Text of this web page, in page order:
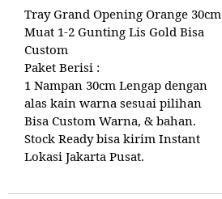
Tray Grand Opening Orange 30cm
Muat 1-2 Gunting Lis Gold Bisa
Custom
Paket Berisi :
1 Nampan 30cm Lengap dengan
alas kain warna sesuai pilihan
Bisa Custom Warna, & bahan.
Stock Ready bisa kirim Instant
Lokasi Jakarta Pusat.